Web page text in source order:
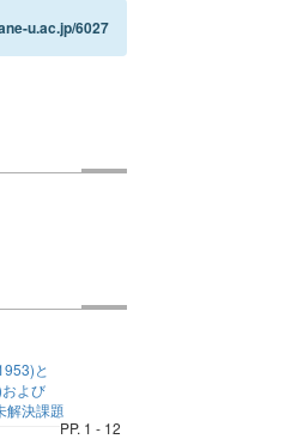
u.ac.jp/6027
と
よび
解決課題
PP. 1 - 12